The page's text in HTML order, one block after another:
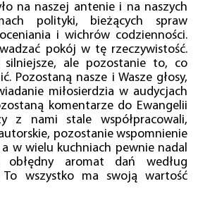
na naszej antenie i na naszych
polityki, bieżących spraw
i wichrów codzienności.
pokój w tę rzeczywistość.
silniejsze, ale pozostanie to, co
Pozostaną nasze i Wasze głosy,
miłosierdzia w audycjach
komentarze do Ewangelii
z nami stale współpracowali,
pozostanie wspomnienie
w wielu kuchniach pewnie nadal
obłędny aromat dań według
To wszystko ma swoją wartość